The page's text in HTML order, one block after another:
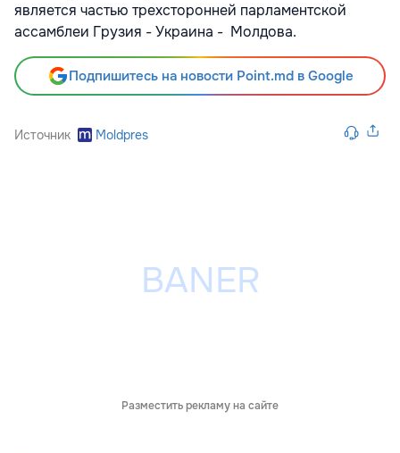
является частью трехсторонней парламентской
ассамблеи Грузия - Украина - Молдова.
Подпишитесь на новости Point.md в Google
Источник Moldpres
Разместить рекламу на сайте